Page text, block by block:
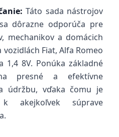
Táto sada nástrojov
dôrazne odporúča pre
mechanikov a domácich
Fiat, Alfa Romeo
8V. Ponúka základné
presné a efektívne
údržbu, vďaka čomu je
akejkoľvek súprave